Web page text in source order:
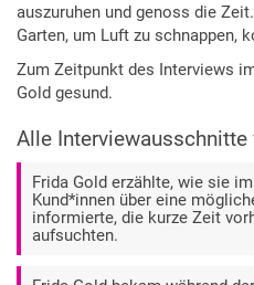
auszuruhen und genoss die
Garten, um Luft zu schnappen,
Zum Zeitpunkt des Interviews
Gold gesund.
Alle Interviewausschnitte
Frida Gold erzählte, wie sie
Kund*innen über eine
informierte, die kurze Zeit
aufsuchten.